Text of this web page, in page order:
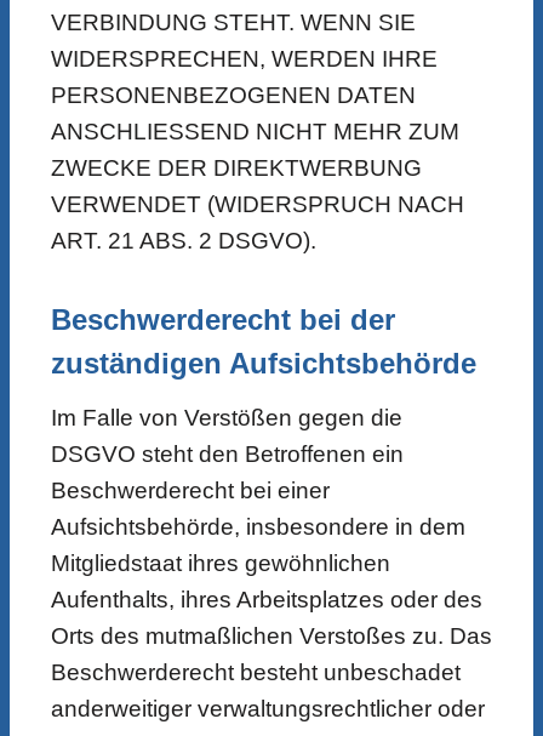
VERBINDUNG STEHT. WENN SIE
WIDERSPRECHEN, WERDEN IHRE
PERSONENBEZOGENEN DATEN
ANSCHLIESSEND NICHT MEHR ZUM
ZWECKE DER DIREKTWERBUNG
VERWENDET (WIDERSPRUCH NACH
ART. 21 ABS. 2 DSGVO).
Beschwerde­recht bei der
zuständigen Aufsichts­behörde
Im Falle von Verstößen gegen die
DSGVO steht den Betroffenen ein
Beschwerderecht bei einer
Aufsichtsbehörde, insbesondere in dem
Mitgliedstaat ihres gewöhnlichen
Aufenthalts, ihres Arbeitsplatzes oder des
Orts des mutmaßlichen Verstoßes zu. Das
Beschwerderecht besteht unbeschadet
anderweitiger verwaltungsrechtlicher oder